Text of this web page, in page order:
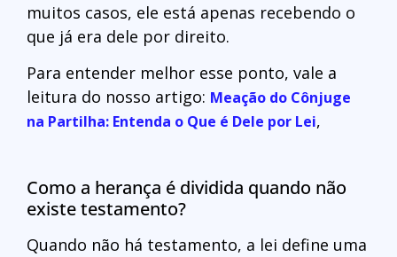
muitos casos, ele está apenas recebendo o
que já era dele por direito.
Para entender melhor esse ponto, vale a
leitura do nosso artigo: Meação do Cônjuge
na Partilha: Entenda o Que é Dele por Lei,
Como a herança é dividida quando não
existe testamento?
Quando não há testamento, a lei define uma